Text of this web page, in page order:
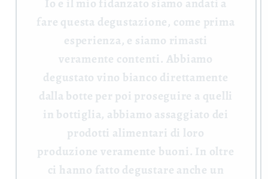
Io e il mio fidanzato siamo andati a
fare questa degustazione, come prima
esperienza, e siamo rimasti
veramente contenti. Abbiamo
degustato vino bianco direttamente
dalla botte per poi proseguire a quelli
in bottiglia, abbiamo assaggiato dei
prodotti alimentari di loro
produzione veramente buoni. In oltre
ci hanno fatto degustare anche un